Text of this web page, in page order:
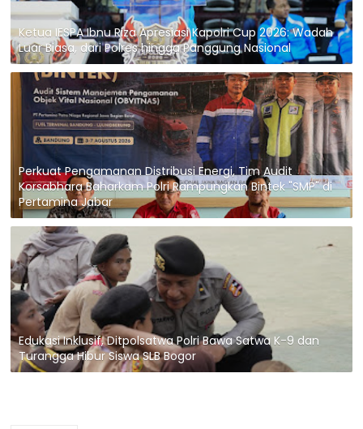
Ketua IESPA Ibnu Riza Apresiasi Kapolri Cup 2026: Wadah
Luar Biasa, dari Polres hingga Panggung Nasional
Perkuat Pengamanan Distribusi Energi, Tim Audit
Korsabhara Baharkam Polri Rampungkan Bintek "SMP" di
Pertamina Jabar
Edukasi Inklusif, Ditpolsatwa Polri Bawa Satwa K-9 dan
Turangga Hibur Siswa SLB Bogor